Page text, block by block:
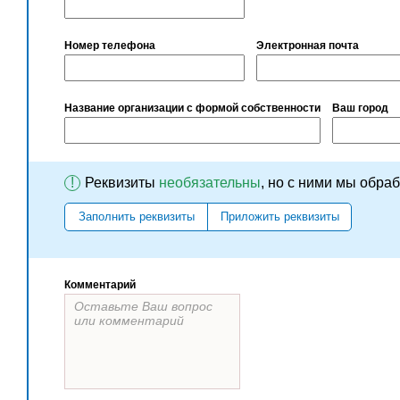
Номер телефона Электронная почта
Название организации с формой собственности Ваш город
! Реквизиты необязательны, но с ними мы
Заполнить реквизиты Приложить реквизиты
Комментарий